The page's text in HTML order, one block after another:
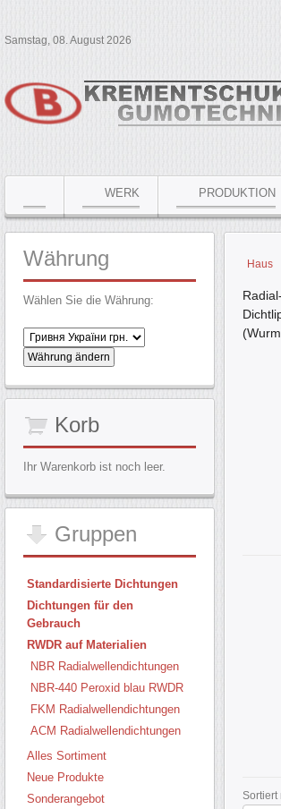
Samstag, 08. August 2026
WERK PRODUKTION
Haus
Sortiert
Währung
Wählen Sie die Währung:
Korb
Ihr Warenkorb ist noch leer.
Gruppen
Standardisierte Dichtungen
Dichtungen für den
Gebrauch
RWDR auf Materialien
NBR Radialwellendichtungen
NBR-440 Peroxid blau RWDR
FKM Radialwellendichtungen
ACM Radialwellendichtungen
Alles Sortiment
Neue Produkte
Sonderangebot